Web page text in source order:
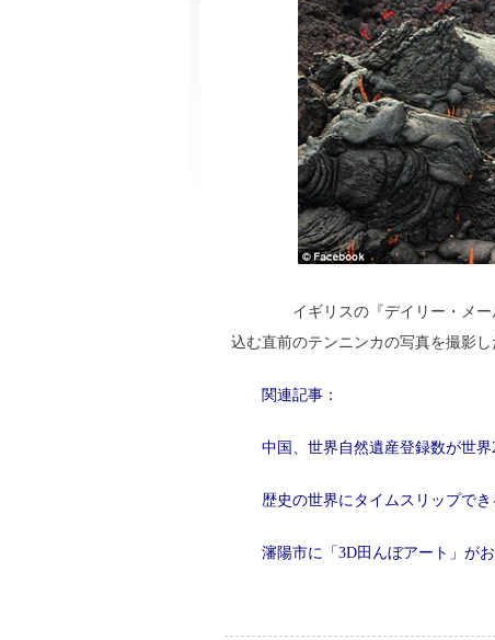
イギリスの『デイリー・メー
込む直前のテンニンカの写真を撮影
関連記事：
中国、世界自然遺産登録数が世界
歴史の世界にタイムスリップで
瀋陽市に「3D田んぼアート」が